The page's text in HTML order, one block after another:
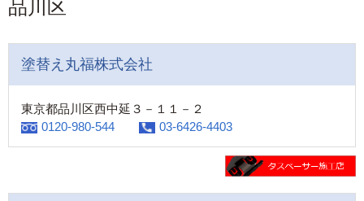
品川区
塗替え丸福株式会社
東京都品川区西中延３－１１－２
0120-980-544
03-6426-4403